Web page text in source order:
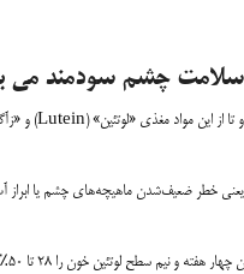
خطر ضعیف‌شدن ماهیچه‌های چشم یا ابراز